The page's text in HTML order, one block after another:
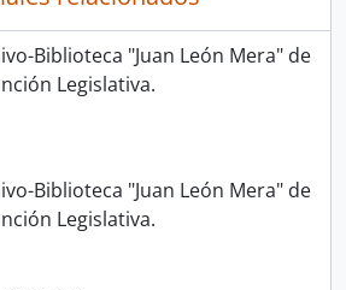
Biblioteca "Juan León Mera" de
Legislativa.
Biblioteca "Juan León Mera" de
Legislativa.